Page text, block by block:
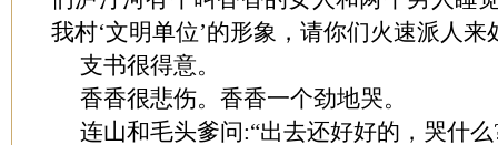
我村‘文明单位’的形象，请你们火速派人来
支书很得意。
香香很悲伤。香香一个劲地哭。
连山和毛头爹问:“出去还好好的，哭什么